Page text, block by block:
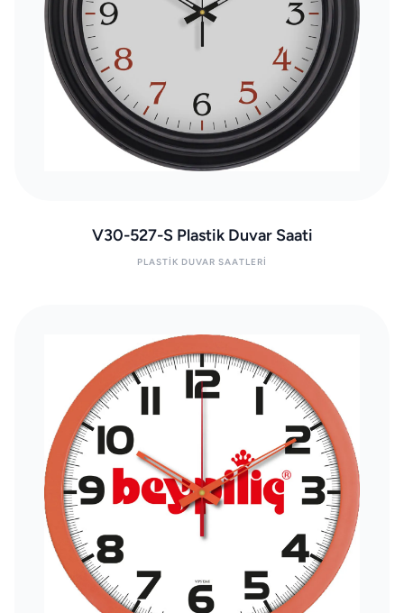
V30-527-S Plastik Duvar Saati
PLASTIK DUVAR SAATLERI